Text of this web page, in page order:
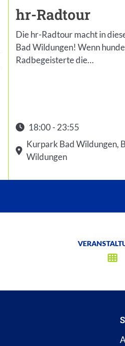
hr-Radtour
Die hr-Radtour macht in
Bad Wildungen! Wenn
Radbegeisterte die…
18:00 - 23:55
Startzeit: 18:00
Kurpark Bad Wildungen,
Wildungen